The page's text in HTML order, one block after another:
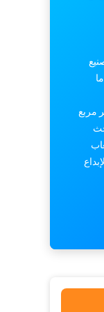
في عام 2016،مصنع مساحته 000 متر مربع